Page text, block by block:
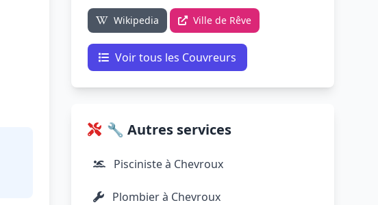
Wikipedia Ville de Rêve
Voir tous les Couvreurs
🔧 Autres services
Pisciniste à Chevroux
Plombier à Chevroux